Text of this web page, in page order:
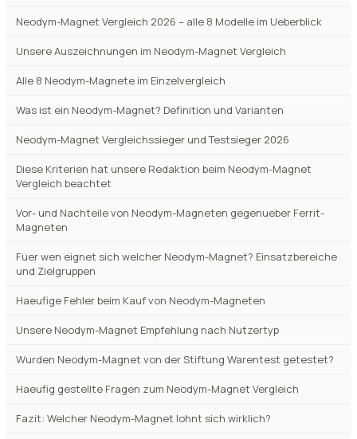
Neodym-Magnet Vergleich 2026 – alle 8 Modelle im Ueberblick
Unsere Auszeichnungen im Neodym-Magnet Vergleich
Alle 8 Neodym-Magnete im Einzelvergleich
Was ist ein Neodym-Magnet? Definition und Varianten
Neodym-Magnet Vergleichssieger und Testsieger 2026
Diese Kriterien hat unsere Redaktion beim Neodym-Magnet
Vergleich beachtet
Vor- und Nachteile von Neodym-Magneten gegenueber Ferrit-
Magneten
Fuer wen eignet sich welcher Neodym-Magnet? Einsatzbereiche
und Zielgruppen
Haeufige Fehler beim Kauf von Neodym-Magneten
Unsere Neodym-Magnet Empfehlung nach Nutzertyp
Wurden Neodym-Magnet von der Stiftung Warentest getestet?
Haeufig gestellte Fragen zum Neodym-Magnet Vergleich
Fazit: Welcher Neodym-Magnet lohnt sich wirklich?